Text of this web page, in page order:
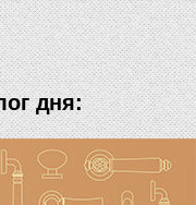
дня: